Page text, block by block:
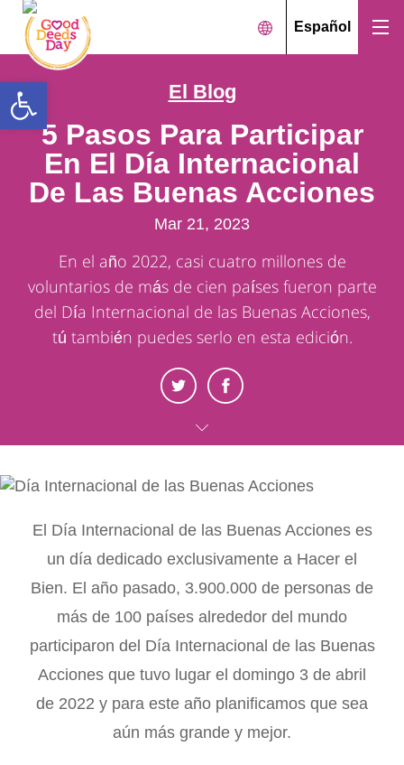
Open toolbar
Español
El Blog
5 Pasos Para Participar
En El Día Internacional
De Las Buenas Acciones
Mar 21, 2023
En el año 2022, casi cuatro millones de
voluntarios de más de cien países fueron parte
del Día Internacional de las Buenas Acciones,
tú también puedes serlo en esta edición.
El Día Internacional de las Buenas Acciones es
un día dedicado exclusivamente a Hacer el
Bien. El año pasado, 3.900.000 de personas de
más de 100 países alrededor del mundo
participaron del Día Internacional de las Buenas
Acciones que tuvo lugar el domingo 3 de abril
de 2022 y para este año planificamos que sea
aún más grande y mejor.